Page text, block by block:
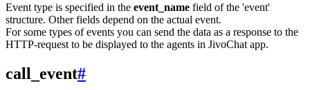
Event type is specified in the event_name field of the 'event'
structure. Other fields depend on the actual event.
For some types of events you can send the data as a response to the
HTTP-request to be displayed to the agents in JivoChat app.
call_event#